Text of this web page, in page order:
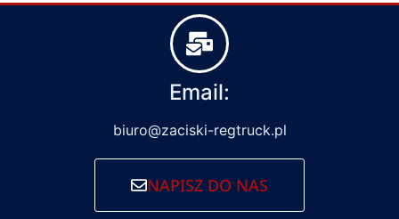
Email:
biuro@zaciski-regtruck.pl
NAPISZ DO NAS